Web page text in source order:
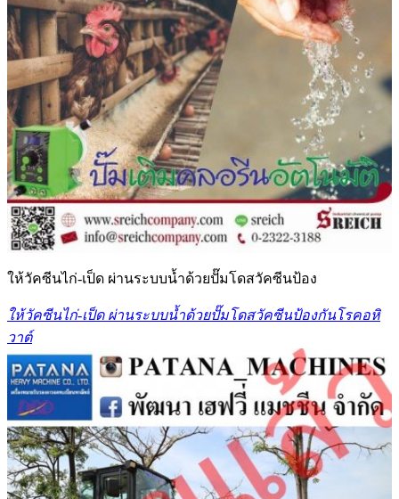
ให้วัคซีนไก่-เป็ด ผ่านระบบน้ำด้วยปั๊มโดสวัคซีนป้อง
ให้วัคซีนไก่-เป็ด ผ่านระบบน้ำด้วยปั๊มโดสวัคซีนป้องกันโรคอหิ
วาต์